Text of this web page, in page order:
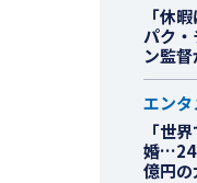
「休
パク
ン監
エンタ
「世
婚
億円の